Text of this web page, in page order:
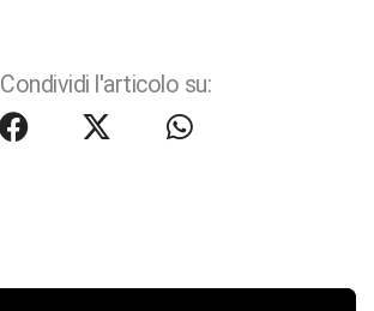
Condividi l'articolo su: